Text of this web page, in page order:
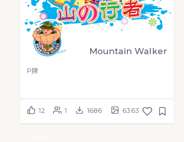
Mountain Walker
P牌
12 1 1686 6363